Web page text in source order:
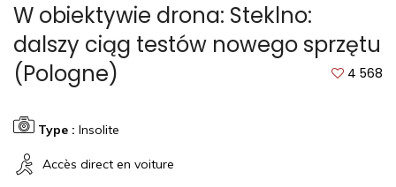
W obiektywie drona: Steklno:
dalszy ciąg testów nowego sprzętu
(Pologne)
4 568
Type : Insolite
Accès direct en voiture